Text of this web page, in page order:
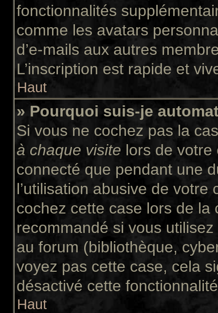
fonctionnalités
comme les avatars
d’e-mails aux autres
L’inscription est rapide et
Haut
» Pourquoi suis-je
Si vous ne cochez pas la
à chaque visite lors de votre
connecté que pendant une
l’utilisation abusive de
cochez cette case lors de la
recommandé si vous
au forum (bibliothèque,
voyez pas cette case, cela
désactivé cette
Haut